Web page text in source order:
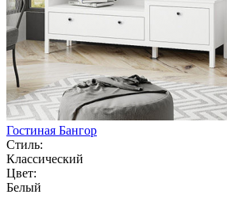
Гостиная Бангор
Стиль:
Классический
Цвет:
Белый